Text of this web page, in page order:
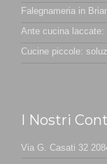
Falegnameria in
Ante cucina
Cucine piccole:
I Nostri
Via G. Casati 32